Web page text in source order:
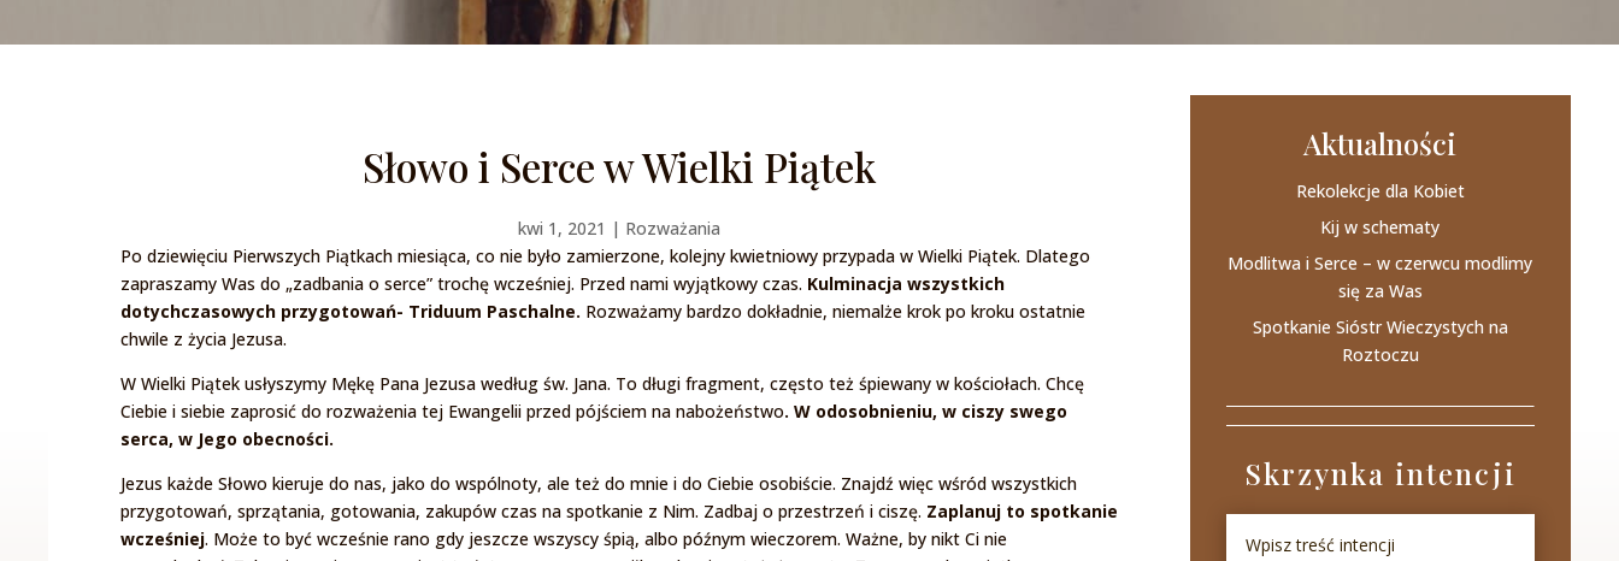
Słowo i Serce w Wielki Piątek
kwi 1, 2021 | Rozważania
Po dziewięciu Pierwszych Piątkach miesiąca, co nie było zamierzone, kolejny kwietniowy przypada w Wielki Piątek. Dlatego
zapraszamy Was do „zadbania o serce” trochę wcześniej. Przed nami wyjątkowy czas. Kulminacja wszystkich
dotychczasowych przygotowań- Triduum Paschalne. Rozważamy bardzo dokładnie, niemalże krok po kroku ostatnie
chwile z życia Jezusa.
W Wielki Piątek usłyszymy Mękę Pana Jezusa według św. Jana. To długi fragment, często też śpiewany w kościołach. Chcę
Ciebie i siebie zaprosić do rozważenia tej Ewangelii przed pójściem na nabożeństwo. W odosobnieniu, w ciszy swego
serca, w Jego obecności.
Jezus każde Słowo kieruje do nas, jako do wspólnoty, ale też do mnie i do Ciebie osobiście. Znajdź więc wśród wszystkich
przygotowań, sprzątania, gotowania, zakupów czas na spotkanie z Nim. Zadbaj o przestrzeń i ciszę. Zaplanuj to spotkanie
wcześniej. Może to być wcześnie rano gdy jeszcze wszyscy śpią, albo późnym wieczorem. Ważne, by nikt Ci nie
Aktualności
Rekolekcje dla Kobiet
Kij w schematy
Modlitwa i Serce – w czerwcu modlimy
się za Was
Spotkanie Sióstr Wieczystych na
Roztoczu
Skrzynka intencji